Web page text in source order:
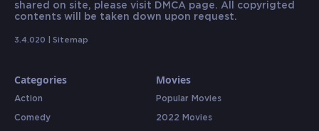
shared on site, please visit DMCA page. All copyrigted
contents will be taken down upon request.
3.4.020 | Sitemap
Categories
Action
Comedy
Movies
Popular Movies
2022 Movies